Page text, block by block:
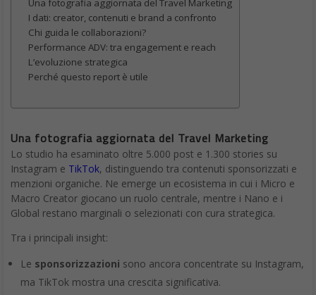
I dati: creator, contenuti e brand a confronto
Chi guida le collaborazioni?
Performance ADV: tra engagement e reach
L’evoluzione strategica
Perché questo report è utile
Una fotografia aggiornata del Travel Marketing
Lo studio ha esaminato oltre 5.000 post e 1.300 stories su
Instagram e TikTok, distinguendo tra contenuti sponsorizzati e
menzioni organiche. Ne emerge un ecosistema in cui i Micro e
Macro Creator giocano un ruolo centrale, mentre i Nano e i
Global restano marginali o selezionati con cura strategica.
Tra i principali insight:
Le sponsorizzazioni sono ancora concentrate su Instagram,
ma TikTok mostra una crescita significativa.